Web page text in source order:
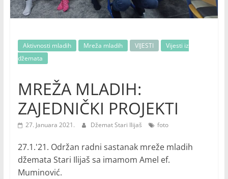
Aktivnosti mladih Mreža mladih VIJESTI
Vijesti iz
džemata
MREŽA MLADIH:
ZAJEDNIČKI PROJEKTI
27. Januara 2021. Džemat Stari Ilijaš foto
27.1.'21. Održan radni sastanak mreže mladih
džemata Stari Ilijaš sa imamom Amel ef.
Muminović.